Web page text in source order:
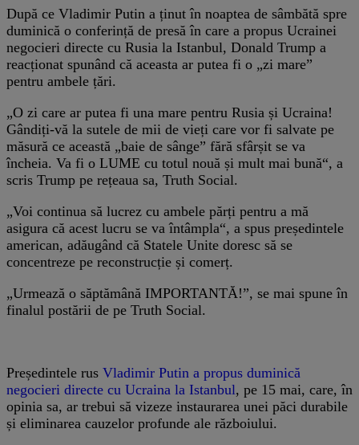
După ce Vladimir Putin a ținut în noaptea de sâmbătă spre
duminică o conferință de presă în care a propus Ucrainei
negocieri directe cu Rusia la Istanbul, Donald Trump a
reacționat spunând că aceasta ar putea fi o „zi mare”
pentru ambele țări.
„O zi care ar putea fi una mare pentru Rusia și Ucraina!
Gândiți-vă la sutele de mii de vieți care vor fi salvate pe
măsură ce această „baie de sânge” fără sfârșit se va
încheia. Va fi o LUME cu totul nouă și mult mai bună“, a
scris Trump pe rețeaua sa, Truth Social.
„Voi continua să lucrez cu ambele părți pentru a mă
asigura că acest lucru se va întâmpla“, a spus președintele
american, adăugând că Statele Unite doresc să se
concentreze pe reconstrucție și comerț.
„Urmează o săptămână IMPORTANTĂ!”, se mai spune în
finalul postării de pe Truth Social.
Președintele rus Vladimir Putin a propus duminică
negocieri directe cu Ucraina la Istanbul, pe 15 mai, care, în
opinia sa, ar trebui să vizeze instaurarea unei păci durabile
și eliminarea cauzelor profunde ale războiului.